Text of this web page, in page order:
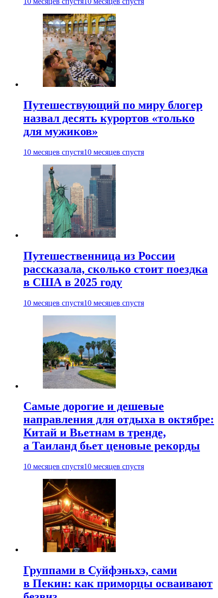
Путешествующий по миру блогер
назвал десять курортов «только
для мужиков»
10 месяцев спустя10 месяцев спустя
Путешественница из России
рассказала, сколько стоит поездка
в США в 2025 году
10 месяцев спустя10 месяцев спустя
Самые дорогие и дешевые
направления для отдыха в октябре:
Китай и Вьетнам в тренде,
а Таиланд бьет ценовые рекорды
10 месяцев спустя10 месяцев спустя
Группами в Суйфэньхэ, сами
в Пекин: как приморцы осваивают